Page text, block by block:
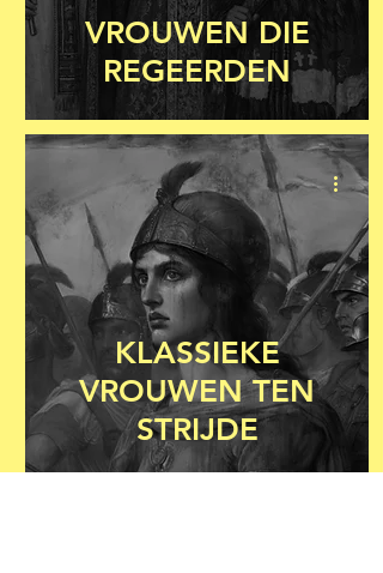
VROUWEN DIE
REGEERDEN
KLASSIEKE
VROUWEN TEN
STRIJDE